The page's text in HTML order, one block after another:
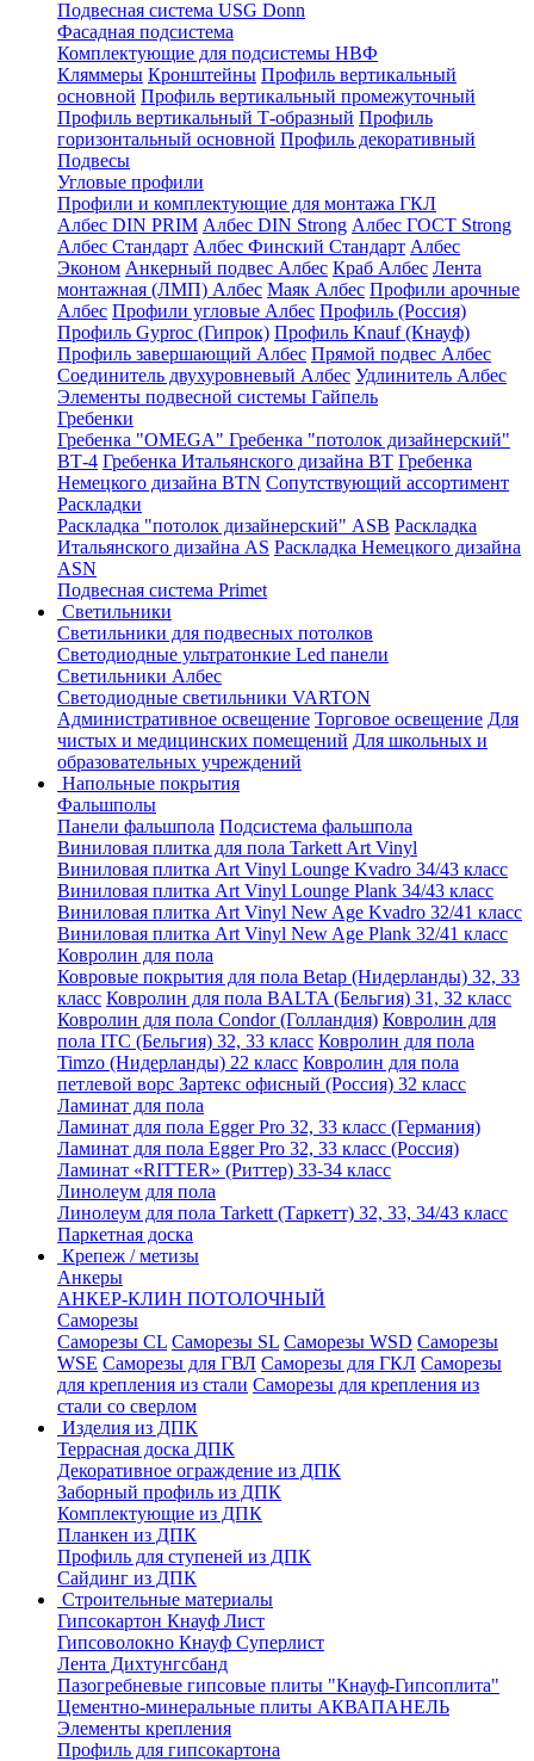
Подвесная система USG Donn
Фасадная подсистема
Комплектующие для подсистемы НВФ
Кляммеры Кронштейны Профиль вертикальный
основной Профиль вертикальный промежуточный
Профиль вертикальный Т-образный Профиль
горизонтальный основной Профиль декоративный
Подвесы
Угловые профили
Профили и комплектующие для монтажа ГКЛ
Албес DIN PRIM Албес DIN Strong Албес ГОСТ Strong
Албес Стандарт Албес Финский Стандарт Албес
Эконом Анкерный подвес Албес Краб Албес Лента
монтажная (ЛМП) Албес Маяк Албес Профили арочные
Албес Профили угловые Албес Профиль (Россия)
Профиль Gyproc (Гипрок) Профиль Knauf (Кнауф)
Профиль завершающий Албес Прямой подвес Албес
Соединитель двухуровневый Албес Удлинитель Албес
Элементы подвесной системы Гайпель
Гребенки
Гребенка "OMEGA" Гребенка "потолок дизайнерский"
ВТ-4 Гребенка Итальянского дизайна BT Гребенка
Немецкого дизайна ВТN Сопутствующий ассортимент
Раскладки
Раскладка "потолок дизайнерский" ASB Раскладка
Итальянского дизайна AS Раскладка Немецкого дизайна
АSN
Подвесная система Primet
Светильники
Светильники для подвесных потолков
Светодиодные ультратонкие Led панели
Светильники Албес
Светодиодные светильники VARTON
Административное освещение Торговое освещение Для
чистых и медицинских помещений Для школьных и
образовательных учреждений
Напольные покрытия
Фальшполы
Панели фальшпола Подсистема фальшпола
Виниловая плитка для пола Tarkett Art Vinyl
Виниловая плитка Art Vinyl Lounge Kvadro 34/43 класс
Виниловая плитка Art Vinyl Lounge Plank 34/43 класс
Виниловая плитка Art Vinyl New Age Kvadro 32/41 класс
Виниловая плитка Art Vinyl New Age Plank 32/41 класс
Ковролин для пола
Ковровые покрытия для пола Betap (Нидерланды) 32, 33
класс Ковролин для пола BALTA (Бельгия) 31, 32 класс
Ковролин для пола Condor (Голландия) Ковролин для
пола ITC (Бельгия) 32, 33 класс Ковролин для пола
Timzo (Нидерланды) 22 класс Ковролин для пола
петлевой ворс Зартекс офисный (Россия) 32 класс
Ламинат для пола
Ламинат для пола Egger Pro 32, 33 класс (Германия)
Ламинат для пола Egger Pro 32, 33 класс (Россия)
Ламинат «RITTER» (Риттер) 33-34 класс
Линолеум для пола
Линолеум для пола Tarkett (Таркетт) 32, 33, 34/43 класс
Паркетная доска
Крепеж / метизы
Анкеры
АНКЕР-КЛИН ПОТОЛОЧНЫЙ
Саморезы
Саморезы CL Саморезы SL Саморезы WSD Саморезы
WSE Саморезы для ГВЛ Саморезы для ГКЛ Саморезы
для крепления из стали Саморезы для крепления из
стали со сверлом
Изделия из ДПК
Террасная доска ДПК
Декоративное ограждение из ДПК
Заборный профиль из ДПК
Комплектующие из ДПК
Планкен из ДПК
Профиль для ступеней из ДПК
Сайдинг из ДПК
Строительные материалы
Гипсокартон Кнауф Лист
Гипсоволокно Кнауф Суперлист
Лента Дихтунгсбанд
Пазогребневые гипсовые плиты "Кнауф-Гипсоплита"
Цементно-минеральные плиты АКВАПАНЕЛЬ
Элементы крепления
Профиль для гипсокартона